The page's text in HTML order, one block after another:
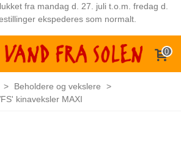
fra mandag d. 27. juli t.o.m. fredag d.
ekspederes som normalt.
0
> Beholdere og vekslere
>
kinaveksler MAXI